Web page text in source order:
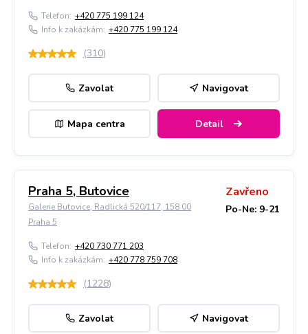
Telefon: +420 775 199 124
Info k zakázkám: +420 775 199 124
(310)
Zavolat Navigovat
Mapa centra Detail
Praha 5, Butovice
Galerie Butovice, Radlická 520/117, 158 00
Praha 5
Zavřeno
Po-Ne: 9-21
Telefon: +420 730 771 203
Info k zakázkám: +420 778 759 708
(1228)
Zavolat Navigovat